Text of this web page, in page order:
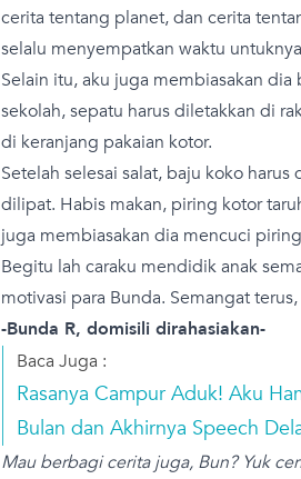
cerita tentang planet, dan cerita
selalu menyempatkan waktu
Selain itu, aku juga membiasakan
sekolah, sepatu harus diletakkan di
di keranjang pakaian kotor.
Setelah selesai salat, baju koko
dilipat. Habis makan, piring kotor
juga membiasakan dia mencuci
Begitu lah caraku mendidik anak
motivasi para Bunda. Semangat terus,
-Bunda R, domisili dirahasiakan-
Baca Juga :
Rasanya Campur Aduk! Aku
Bulan dan Akhirnya Speech
Mau berbagi cerita juga, Bun? Yuk